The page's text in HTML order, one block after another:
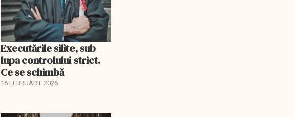
Executările silite, sub
lupa controlului strict.
Ce se schimbă
16 FEBRUARIE 2026